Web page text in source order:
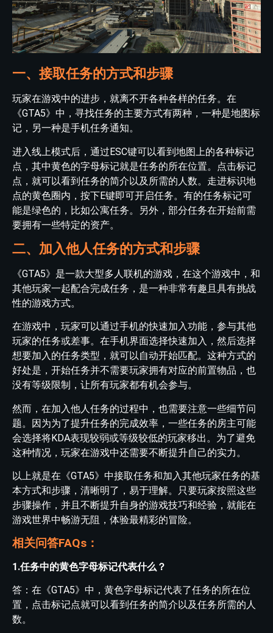
一、接取任务的方式和步骤
玩家在游戏中的进步，就离不开各种各样的任务。在
《GTA5》中，寻找任务的主要方式有两种，一种是地图标
记，另一种是手机任务通知。
进入线上模式后，通过ESC键可以看到地图上的各种标记
点，其中黄色的字母标记就是任务的所在位置。点击标记
点，就可以看到任务的简介以及所需的人数。走进标识地
点的黄色圈内，按下E键即可开启任务。有的任务标记可
能是绿色的，比如公寓任务。另外，部分任务在开始前需
要拥有一些特定的资产。
二、加入他人任务的方式和步骤
《GTA5》是一款大型多人联机的游戏，在这个游戏中，和
其他玩家一起配合完成任务，是一种非常有趣且具有挑战
性的游戏方式。
在游戏中，玩家可以通过手机的快速加入功能，参与其他
玩家的任务或差事。在手机界面选择快速加入，然后选择
想要加入的任务类型，就可以自动开始匹配。这种方式的
好处是，开始任务并不需要玩家拥有对应的前置物品，也
没有等级限制，让所有玩家都有机会参与。
然而，在加入他人任务的过程中，也需要注意一些细节问
题。因为为了提升任务的完成效率，一些任务的房主可能
会选择将KDA表现较弱或等级较低的玩家移出。为了避免
这种情况，玩家在游戏中还需要不断提升自己的实力。
以上就是在《GTA5》中接取任务和加入其他玩家任务的基
本方式和步骤，清晰明了，易于理解。只要玩家按照这些
步骤操作，并且不断提升自身的游戏技巧和经验，就能在
游戏世界中畅游无阻，体验最精彩的冒险。
相关问答FAQs：
1.任务中的黄色字母标记代表什么？
答：在《GTA5》中，黄色字母标记代表了任务的所在位
置，点击标记点就可以看到任务的简介以及任务所需的人
数。